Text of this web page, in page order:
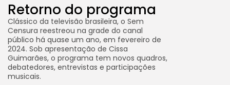
Retorno do programa
Clássico da televisão brasileira, o Sem
Censura reestreou na grade do canal
público há quase um ano, em fevereiro de
2024. Sob apresentação de Cissa
Guimarães, o programa tem novos quadros,
debatedores, entrevistas e participações
musicais.